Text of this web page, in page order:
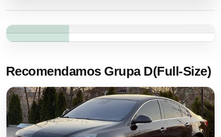
Recomendamos Grupa D(Full-Size)